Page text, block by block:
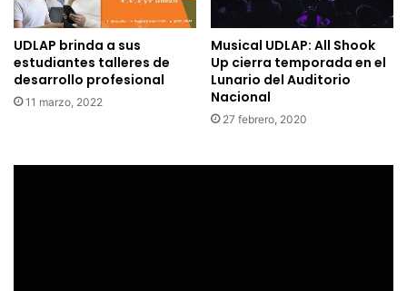
UDLAP brinda a sus
estudiantes talleres de
desarrollo profesional
11 marzo, 2022
Musical UDLAP: All Shook
Up cierra temporada en el
Lunario del Auditorio
Nacional
27 febrero, 2020